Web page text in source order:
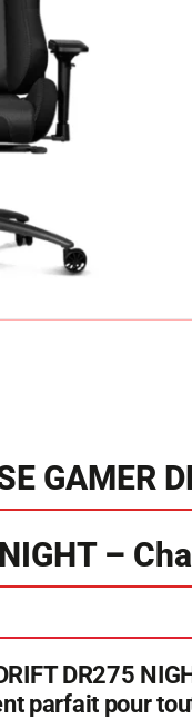
GAMER
–
DR275
parfait pour